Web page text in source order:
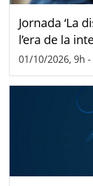
Jornada ‘La
l’era de la
01/10/2026, 9h -